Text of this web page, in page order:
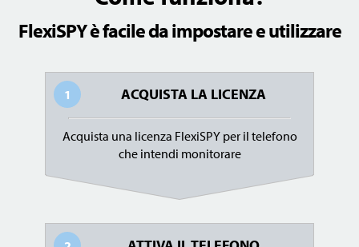
FlexiSPY è facile da impostare e utilizzare
1 ACQUISTA LA LICENZA
Acquista una licenza FlexiSPY per il telefono
che intendi monitorare